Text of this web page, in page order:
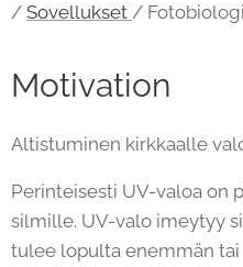
/ Sovellukset /
Motivation
Altistuminen kirkkaalle
Perinteisesti UV-valoa on
silmille. UV-valo imeytyy
tulee lopulta enemmän